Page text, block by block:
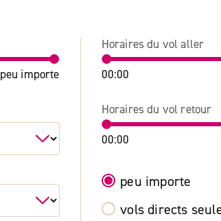
peu importe
Horaires du vol aller
00:00
Horaires du vol retour
00:00
peu importe
vols directs